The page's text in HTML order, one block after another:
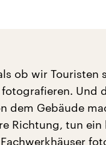
ob wir Touristen
Und
dem Gebäude
Richtung, tun ein